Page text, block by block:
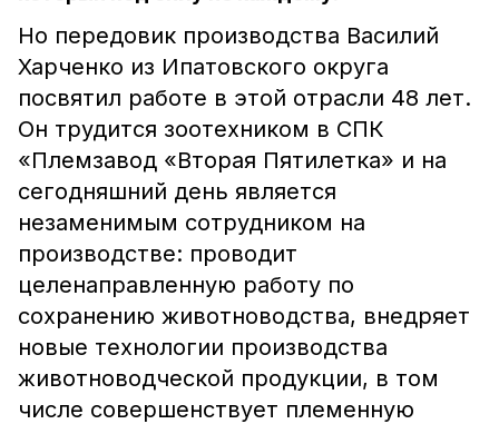
Но передовик производства Василий
Харченко из Ипатовского округа
посвятил работе в этой отрасли 48 лет.
Он трудится зоотехником в СПК
«Племзавод «Вторая Пятилетка» и на
сегодняшний день является
незаменимым сотрудником на
производстве: проводит
целенаправленную работу по
сохранению животноводства, внедряет
новые технологии производства
животноводческой продукции, в том
числе совершенствует племенную